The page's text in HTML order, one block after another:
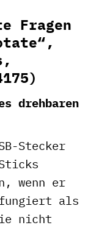
Fragen
drehbaren
Stecker
wenn er
als
nicht